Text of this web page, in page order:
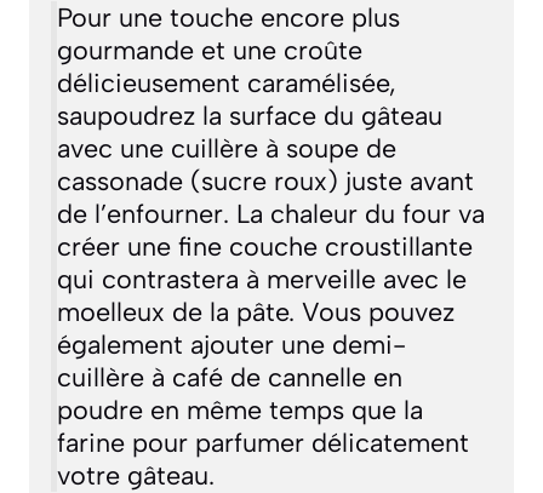
Pour une touche encore plus
gourmande et une croûte
délicieusement caramélisée,
saupoudrez la surface du gâteau
avec une cuillère à soupe de
cassonade (sucre roux) juste avant
de l’enfourner. La chaleur du four va
créer une fine couche croustillante
qui contrastera à merveille avec le
moelleux de la pâte. Vous pouvez
également ajouter une demi-
cuillère à café de cannelle en
poudre en même temps que la
farine pour parfumer délicatement
votre gâteau.